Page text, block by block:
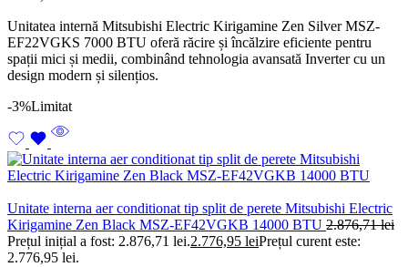
Unitatea internă Mitsubishi Electric Kirigamine Zen Silver MSZ-
EF22VGKS 7000 BTU oferă răcire și încălzire eficiente pentru
spații mici și medii, combinând tehnologia avansată Inverter cu un
design modern și silențios.
-3%Limitat
Unitate interna aer conditionat tip split de perete Mitsubishi Electric
Kirigamine Zen Black MSZ-EF42VGKB 14000 BTU 2.876,71lei
Prețul inițial a fost: 2.876,71 lei.2.776,95 leiPrețul curent este:
2.776,95 lei.